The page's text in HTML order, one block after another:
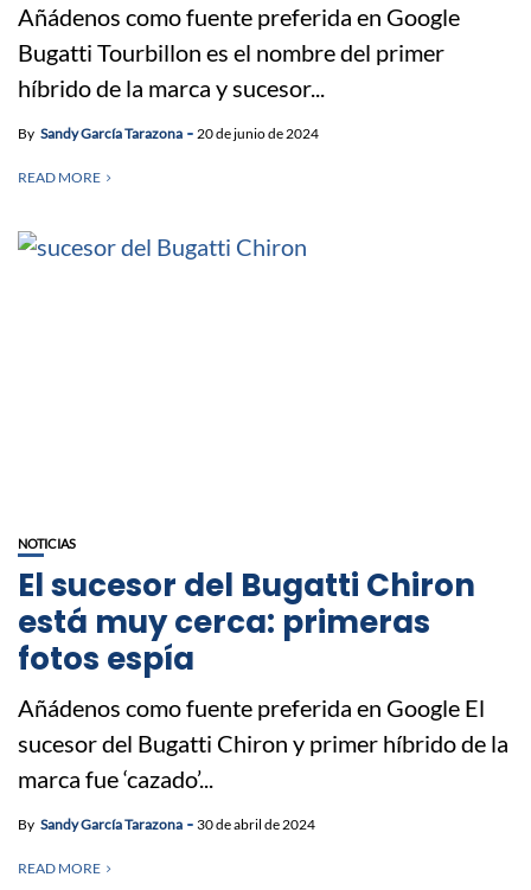
Añádenos como fuente preferida en Google
Bugatti Tourbillon es el nombre del primer
híbrido de la marca y sucesor...
By Sandy García Tarazona 20 de junio de 2024
READ MORE
NOTICIAS
El sucesor del Bugatti Chiron
está muy cerca: primeras
fotos espía
Añádenos como fuente preferida en Google El
sucesor del Bugatti Chiron y primer híbrido de la
marca fue ‘cazado’...
By Sandy García Tarazona 30 de abril de 2024
READ MORE